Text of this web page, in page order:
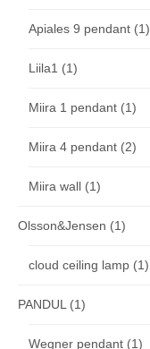
Apiales 9 pendant (1)
Liila1 (1)
Miira 1 pendant (1)
Miira 4 pendant (2)
Miira wall (1)
Olsson&Jensen (1)
cloud ceiling lamp (1)
PANDUL(1)
Wegner pendant (1)